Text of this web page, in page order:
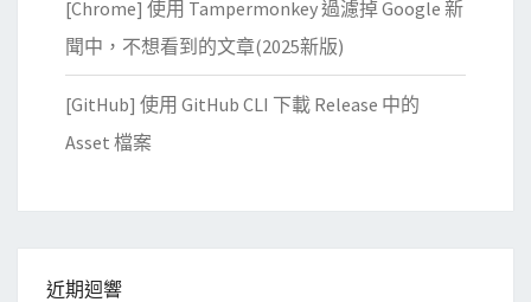
[Chrome] 使用 Tampermonkey 過濾掉 Google 新
聞中，不想看到的文章(2025新版)
[GitHub] 使用 GitHub CLI 下載 Release 中的
Asset 檔案
近期迴響